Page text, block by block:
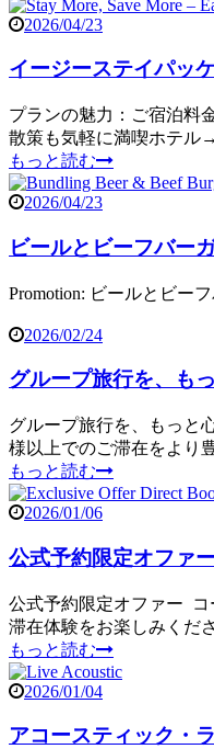
2026/04/23
イージーステイパッ
プランの魅力：ご宿泊料
散策も気軽に満喫ホテル
もっと読む
2026/04/23
ビールとビーフバー
Promotion: ビールとビー
2026/02/24
グループ旅行を、も
グループ旅行を、もっと
様以上でのご滞在をより
もっと読む
2026/01/06
公式予約限定オファ
公式予約限定オファー コ
滞在体験をお楽しみくだ
もっと読む
2026/01/04
アコースティック・